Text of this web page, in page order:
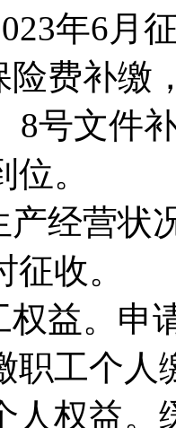
年6月
险费补缴
8号文件
。
产经营状
收。
权益。申
职工个人
人权益